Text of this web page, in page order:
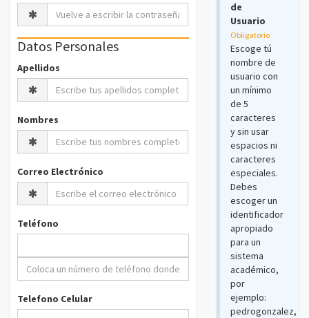
Datos Personales
Apellidos
Nombres
Correo Electrónico
Teléfono
Telefono Celular
de
Usuario
Obligatorio
Escoge tú
nombre de
usuario con
un mínimo
de 5
caracteres
y sin usar
espacios ni
caracteres
especiales.
Debes
escoger un
identificador
apropiado
para un
sistema
académico,
por
ejemplo:
pedrogonzalez,